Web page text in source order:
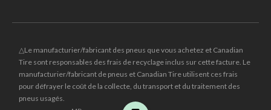
△Le manufacturier/fabricant des pneus que vous achetez et Canadian
Tire sont responsables des frais de recyclage inclus sur cette facture. Le
manufacturier/fabricant de pneus et Canadian Tire utilisent ces frais
pour défrayer le coût de la collecte, du transport et du traitement des
pneus usagés.